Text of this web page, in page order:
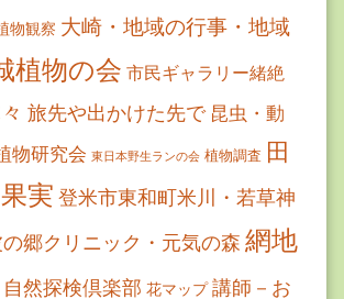
物観察 大崎・地域の行事・地域
植物の会 市民ギャラリー緒絶
旅先や出かけた先で 昆虫・動
物研究会 東日本野生ランの会 植物調査 田
実 登米市東和町米川・若草神
郷クリニック・元気の森 網地
自然探検倶楽部 花マップ 講師－お